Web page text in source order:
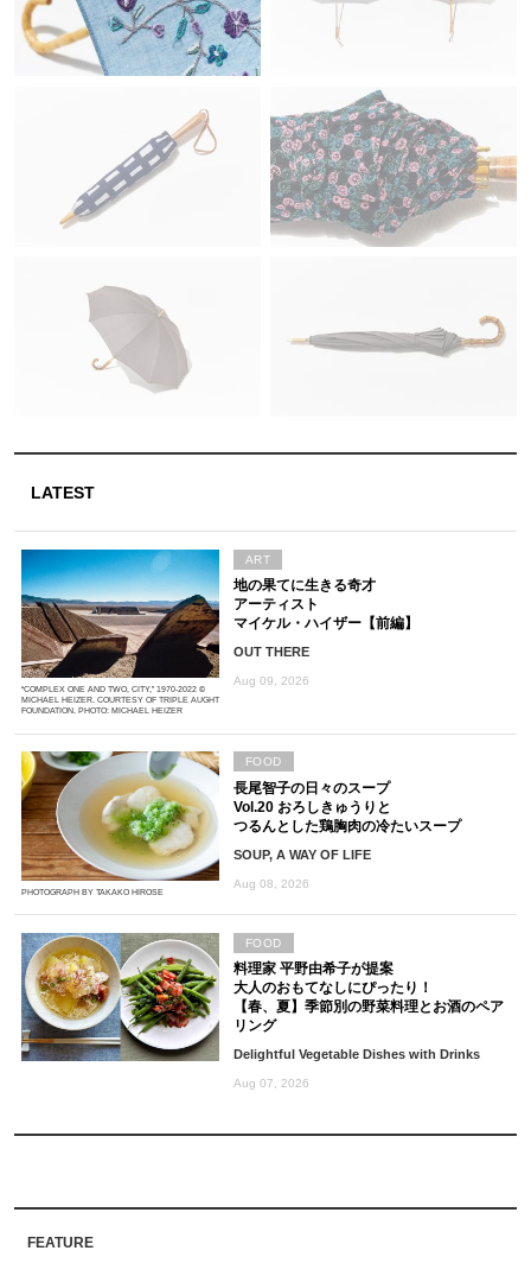
LATEST
“COMPLEX ONE AND TWO, CITY,” 1970-2022 ©
MICHAEL HEIZER. COURTESY OF TRIPLE AUGHT
FOUNDATION. PHOTO: MICHAEL HEIZER
地の果てに生きる奇才
アーティスト
マイケル・ハイザー【前編】
OUT THERE
Aug 09, 2026
ART
PHOTOGRAPH BY TAKAKO HIROSE
長尾智子の日々のスープ
Vol.20 おろしきゅうりと
つるんとした鶏胸肉の冷たいスープ
SOUP, A WAY OF LIFE
Aug 08, 2026
FOOD
料理家 平野由希子が提案
大人のおもてなしにぴったり！
【春、夏】季節別の野菜料理とお酒のペア
リング
Delightful Vegetable Dishes with Drinks
Aug 07, 2026
FOOD
FEATURE